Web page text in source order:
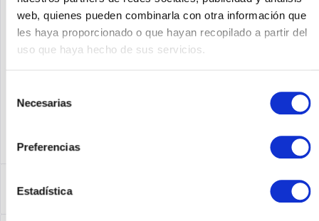
web, quienes pueden combinarla con otra información que
les haya proporcionado o que hayan recopilado a partir del
uso que haya hecho de sus servicios.
Necesarias
Preferencias
Estadística
Fabricante No: CTS-SX20-QS-WMK
CTS-SX20-QS-WMK | Cisco TelePresence Wall Mount kitmás